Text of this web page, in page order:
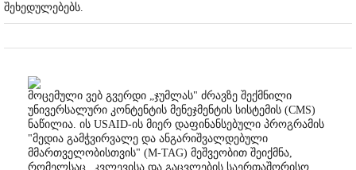
შეხედულებებს.
მოცემული ვებ გვერდი „ჯუმლას" ძრავზე შექმნილი
უნივერსალური კონტენტის მენეჯმენტის სისტემის (CMS)
ნაწილია. ის USAID-ის მიერ დაფინანსებული პროგრამის
"მედია გამჭვირვალე და ანგარიშვალდებული
მმართველობისთვის" (M-TAG) მეშვეობით შეიქმნა,
რომელსაც „კვლევისა და გაცვლების საერთაშორისო